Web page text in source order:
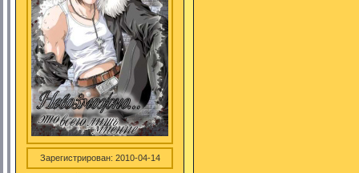
Зарегистрирован: 2010-04-14